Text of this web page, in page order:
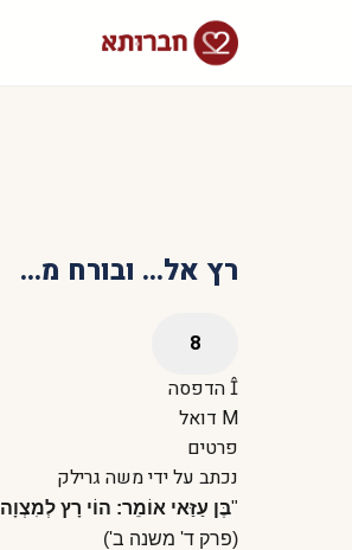
רץ אל... ובורח מ...
הדפסה
דואל
פרטים
נכתב על ידימשה גרילק
"בֶּן עַזַּאי אוֹמֵר: הוֹי רָץ לְמִצְוָה
(פרק ד' משנה ב')